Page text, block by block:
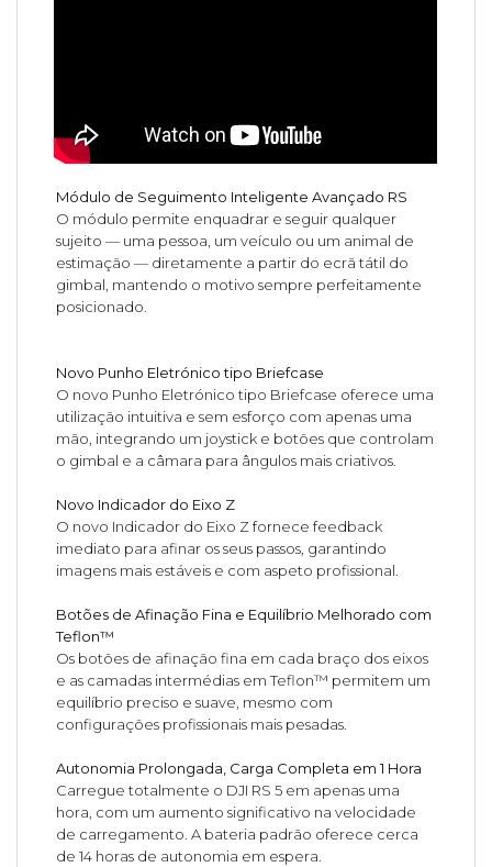
Módulo de Seguimento Inteligente Avançado RS
O módulo permite enquadrar e seguir qualquer
sujeito — uma pessoa, um veículo ou um animal de
estimação — diretamente a partir do ecrã tátil do
gimbal, mantendo o motivo sempre perfeitamente
posicionado.
Novo Punho Eletrónico tipo Briefcase
O novo Punho Eletrónico tipo Briefcase oferece uma
utilização intuitiva e sem esforço com apenas uma
mão, integrando um joystick e botões que controlam
o gimbal e a câmara para ângulos mais criativos.
Novo Indicador do Eixo Z
O novo Indicador do Eixo Z fornece feedback
imediato para afinar os seus passos, garantindo
imagens mais estáveis e com aspeto profissional.
Botões de Afinação Fina e Equilíbrio Melhorado com
Teflon™
Os botões de afinação fina em cada braço dos eixos
e as camadas intermédias em Teflon™ permitem um
equilíbrio preciso e suave, mesmo com
configurações profissionais mais pesadas.
Autonomia Prolongada, Carga Completa em 1 Hora
Carregue totalmente o DJI RS 5 em apenas uma
hora, com um aumento significativo na velocidade
de carregamento. A bateria padrão oferece cerca
de 14 horas de autonomia em espera.